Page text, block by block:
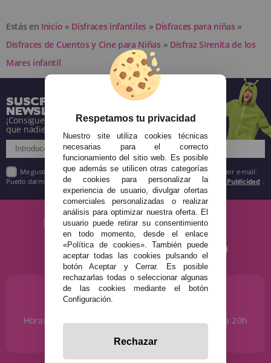
Estás en Inicio » Disfraces infantiles » Disfraces para niñas »
Disfraces de Cuentos y Cine para Niñas » Disfraz Sirenita de los
Mares infantil
SUSCRÍBETE A NUESTRA
NEWSLETTER
¡Consigue descuentos y entérate de todo antes
que nadie!
Me gustaría recibir descuentos exclusivos, novedades y tendencias por e-mail.
Puedo darme de baja cuando quiera según lo recogido en la Política de Publicidad .
¿NECESITAS AYUDA?
Horario de Lunes a Sábados de 10 a 14h y de 17 a 20h
info@disfracestuyyo.com
Respetamos tu privacidad
Nuestro site utiliza cookies técnicas
necesarias para el correcto
funcionamiento del sitio web. Es posible
que además se utilicen otras categorías
de cookies para personalizar la
experiencia de usuario, divulgar ofertas
comerciales personalizadas o realizar
análisis para optimizar nuestra oferta. El
usuario puede retirar su consentimiento
en todo momento, desde el enlace
«Política de cookies». También puede
aceptar todas las cookies pulsando el
botón Aceptar y Cerrar. Es posible
rechazarlas todas o seleccionar algunas
de las cookies mediante el botón
Configuración.
Rechazar